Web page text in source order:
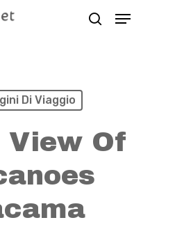
Menu
Di Viaggio
View Of